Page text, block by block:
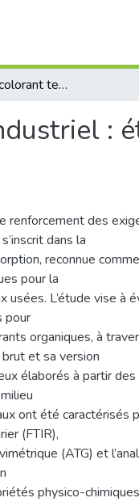
Adsorption d'un colorant textile industriel : étude paramétrique et modélisation
:
renforcement des
dans la
reconnue
pour la
usées. L’étude vise à
pour
organiques, à
et sa version
élaborés à partir
ont été caractérisés
(FTIR),
(ATG) et
physico-